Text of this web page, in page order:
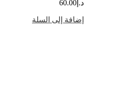
إضافة إلى السلة